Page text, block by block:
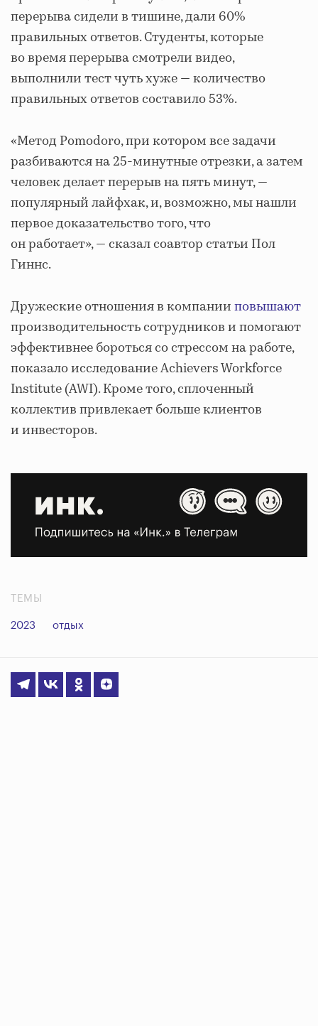
перерыва сидели в тишине, дали 60%
правильных ответов. Студенты, которые
во время перерыва смотрели видео,
выполнили тест чуть хуже — количество
правильных ответов составило 53%.
«Метод Pomodoro, при котором все задачи
разбиваются на 25-минутные отрезки, а затем
человек делает перерыв на пять минут, —
популярный лайфхак, и, возможно, мы нашли
первое доказательство того, что
он работает», — сказал соавтор статьи Пол
Гиннс.
Дружеские отношения в компанииповышают
производительность сотрудников и помогают
эффективнее бороться со стрессом на работе,
показало исследование Achievers Workforce
Institute (AWI). Кроме того, сплоченный
коллектив привлекает больше клиентов
и инвесторов.
ТЕМЫ
2023 отдых